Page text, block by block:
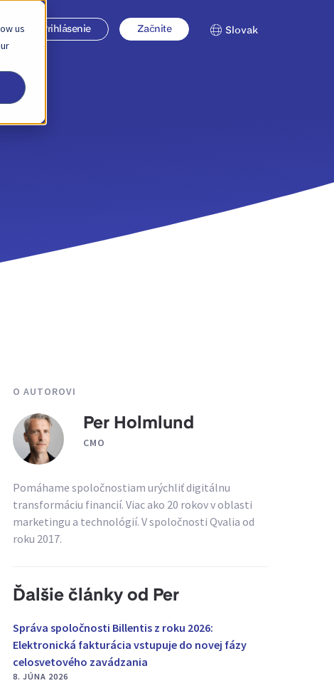
us
Prihlásenie Začnite Slovak
O AUTOROVI
Per Holmlund
CMO
Pomáhame spoločnostiam urýchliť digitálnu
transformáciu financií. Viac ako 20 rokov v oblasti
marketingu a technológií. V spoločnosti Qvalia od
roku 2017.
Ďalšie články od Per
Správa spoločnosti Billentis z roku 2026:
Elektronická fakturácia vstupuje do novej fázy
celosvetového zavádzania
8. JÚNA 2026